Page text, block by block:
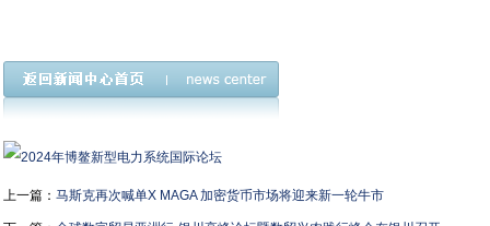
上一篇： 马斯克再次喊单X MAGA 加密货币市场将迎来新一轮牛市